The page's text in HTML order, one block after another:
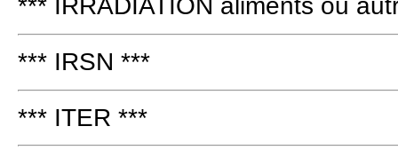
*** IRRADIATION aliments ou
*** IRSN ***
*** ITER ***